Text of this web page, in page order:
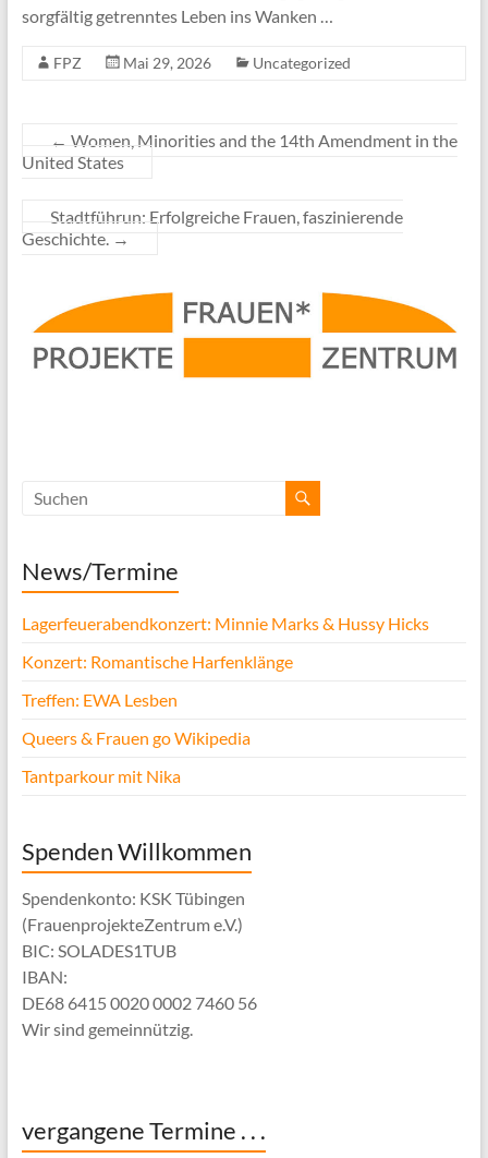
sorgfältig getrenntes Leben ins Wanken …
FPZ Mai 29, 2026 Uncategorized
← Women, Minorities and the 14th Amendment in the
United States
Stadtführun: Erfolgreiche Frauen, faszinierende
Geschichte. →
News/Termine
Lagerfeuerabendkonzert: Minnie Marks & Hussy Hicks
Konzert: Romantische Harfenklänge
Treffen: EWA Lesben
Queers & Frauen go Wikipedia
Tantparkour mit Nika
Spenden Willkommen
Spendenkonto: KSK Tübingen
(FrauenprojekteZentrum e.V.)
BIC: SOLADES1TUB
IBAN:
DE68 6415 0020 0002 7460 56
Wir sind gemeinnützig.
vergangene Termine . . .